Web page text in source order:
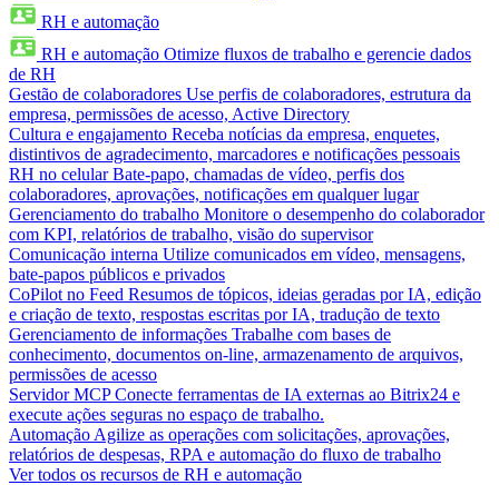
RH e automação
RH e automação Otimize fluxos de trabalho e gerencie dados
de RH
Gestão de colaboradores Use perfis de colaboradores, estrutura da
empresa, permissões de acesso, Active Directory
Cultura e engajamento Receba notícias da empresa, enquetes,
distintivos de agradecimento, marcadores e notificações pessoais
RH no celular Bate-papo, chamadas de vídeo, perfis dos
colaboradores, aprovações, notificações em qualquer lugar
Gerenciamento do trabalho Monitore o desempenho do colaborador
com KPI, relatórios de trabalho, visão do supervisor
Comunicação interna Utilize comunicados em vídeo, mensagens,
bate-papos públicos e privados
CoPilot no Feed Resumos de tópicos, ideias geradas por IA, edição
e criação de texto, respostas escritas por IA, tradução de texto
Gerenciamento de informações Trabalhe com bases de
conhecimento, documentos on-line, armazenamento de arquivos,
permissões de acesso
Servidor MCP Conecte ferramentas de IA externas ao Bitrix24 e
execute ações seguras no espaço de trabalho.
Automação Agilize as operações com solicitações, aprovações,
relatórios de despesas, RPA e automação do fluxo de trabalho
Ver todos os recursos de RH e automação